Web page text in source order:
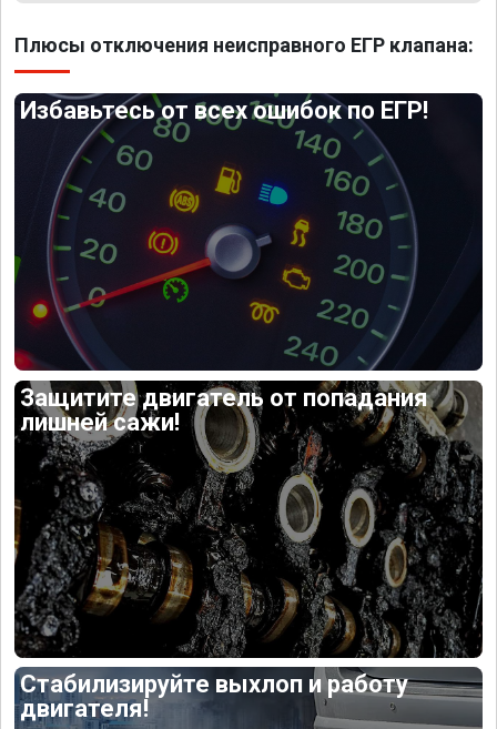
Плюсы отключения неисправного ЕГР клапана:
Избавьтесь от всех ошибок по ЕГР!
Защитите двигатель от попадания
лишней сажи!
Стабилизируйте выхлоп и работу
двигателя!